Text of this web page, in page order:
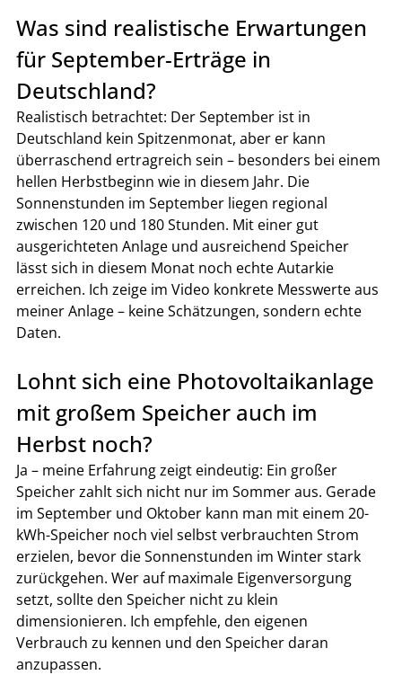
Was sind realistische Erwartungen
für September-Erträge in
Deutschland?
Realistisch betrachtet: Der September ist in
Deutschland kein Spitzenmonat, aber er kann
überraschend ertragreich sein – besonders bei einem
hellen Herbstbeginn wie in diesem Jahr. Die
Sonnenstunden im September liegen regional
zwischen 120 und 180 Stunden. Mit einer gut
ausgerichteten Anlage und ausreichend Speicher
lässt sich in diesem Monat noch echte Autarkie
erreichen. Ich zeige im Video konkrete Messwerte aus
meiner Anlage – keine Schätzungen, sondern echte
Daten.
Lohnt sich eine Photovoltaikanlage
mit großem Speicher auch im
Herbst noch?
Ja – meine Erfahrung zeigt eindeutig: Ein großer
Speicher zahlt sich nicht nur im Sommer aus. Gerade
im September und Oktober kann man mit einem 20-
kWh-Speicher noch viel selbst verbrauchten Strom
erzielen, bevor die Sonnenstunden im Winter stark
zurückgehen. Wer auf maximale Eigenversorgung
setzt, sollte den Speicher nicht zu klein
dimensionieren. Ich empfehle, den eigenen
Verbrauch zu kennen und den Speicher daran
anzupassen.